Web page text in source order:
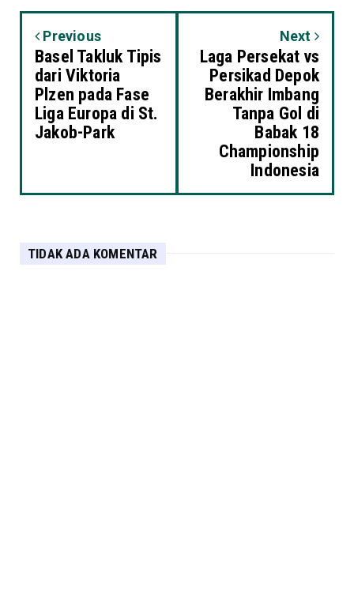
Previous
Basel Takluk Tipis
dari Viktoria
Plzen pada Fase
Liga Europa di St.
Jakob-Park
Next
Laga Persekat vs
Persikad Depok
Berakhir Imbang
Tanpa Gol di
Babak 18
Championship
Indonesia
TIDAK ADA KOMENTAR